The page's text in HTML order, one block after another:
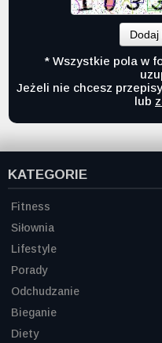
* Wszystkie pola w
Jeżeli nie chcesz
lub
KATEGORIE
Fitness
Siłownia
Lifestyle
Porady
Odchudzanie
Bieganie
Diety